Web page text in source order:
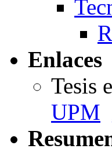
Enlaces
Tesis
UPM